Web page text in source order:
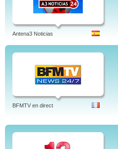
Antena3 Noticias
BFMTV en direct